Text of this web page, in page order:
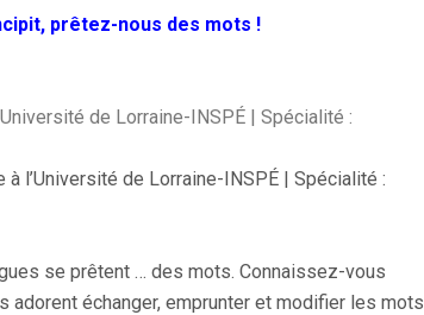
prêtez-nous des mots !
de Lorraine-INSPÉ | Spécialité :
l’Université de Lorraine-INSPÉ | Spécialité :
se prêtent … des mots. Connaissez-vous
adorent échanger, emprunter et modifier les mots